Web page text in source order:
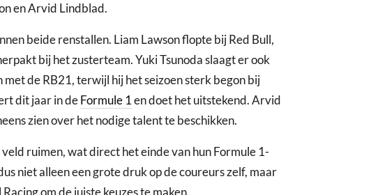
en Arvid Lindblad.
beide renstallen. Liam Lawson flopte bij Red Bull,
bij het zusterteam. Yuki Tsunoda slaagt er ook
de RB21, terwijl hij het seizoen sterk begon bij
dit jaar in deFormule 1en doet het uitstekend. Arvid
zien over het nodige talent te beschikken.
ruimen, wat direct het einde van hun Formule 1-
niet alleen een grote druk op de coureurs zelf, maar
om de juiste keuzes te maken.